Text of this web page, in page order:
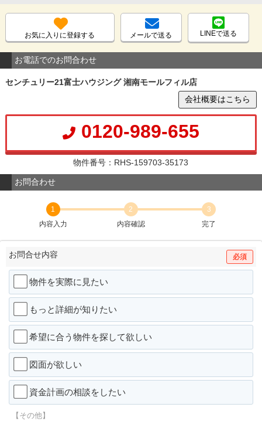
お気に入りに登録する メールで送る LINEで送る
お電話でのお問合わせ
センチュリー21富士ハウジング 湘南モールフィル店
会社概要はこちら
0120-989-655
物件番号：RHS-159703-35173
お問合わせ
1
内容入力
2
内容確認
3
完了
お問合せ内容 必須
物件を実際に見たい
もっと詳細が知りたい
希望に合う物件を探して欲しい
図面が欲しい
資金計画の相談をしたい
【その他】